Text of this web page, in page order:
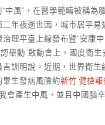
中風”，在醫學範疇被稱為
年夜逝世因，城市居平易
理平臺上線發布暨“安康
舉動”啟動會上，國度衛
訓明說。近期，世界衛生
畢生發病風險約新竹 健檢報
會產生中風，並且中國腦